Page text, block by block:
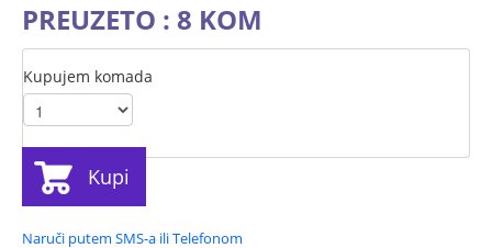
PREUZETO : 8 KOM
Kupujem komada
Kupi
Naruči putem SMS-a ili Telefonom